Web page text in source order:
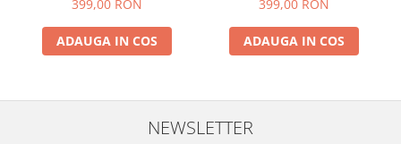
399,00 RON
ADAUGA IN COS
399,00 RON
ADAUGA IN COS
NEWSLETTER